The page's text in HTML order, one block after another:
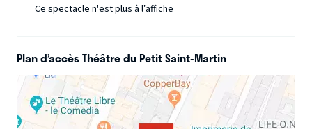
Ce spectacle n'est plus à l’affiche
Plan d’accès Théâtre du Petit Saint-Martin